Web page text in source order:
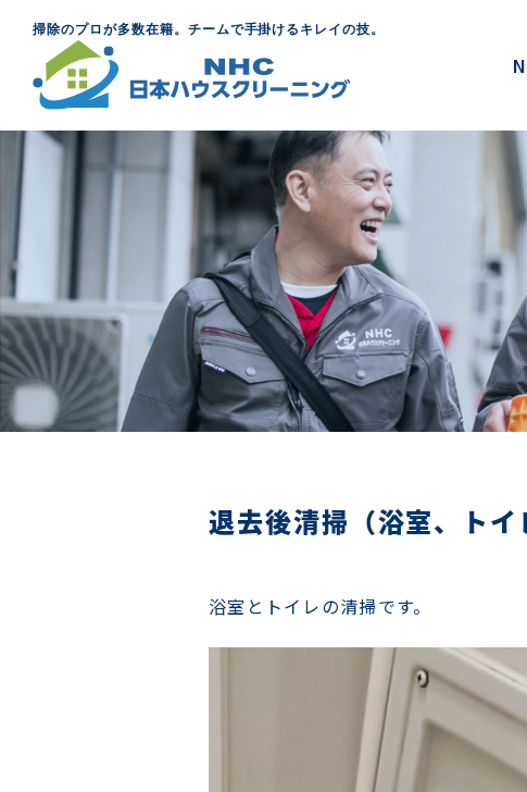
掃除のプロが多数在籍。チームで手掛けるキレイの技。
退去後清掃（浴室、トイ
浴室とトイレの清掃です。